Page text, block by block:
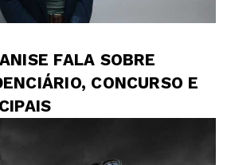
FALA SOBRE
CONCURSO E